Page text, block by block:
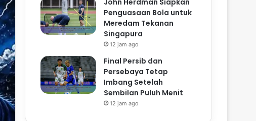
Penguasaan Bola untuk
Meredam Tekanan
Singapura
12 jam ago
Final Persib dan
Persebaya Tetap
Imbang Setelah
Sembilan Puluh Menit
12 jam ago